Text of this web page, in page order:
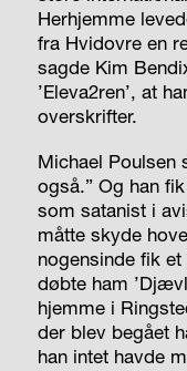
Herhjemme
fra Hvidovre en
sagde Kim
’Eleva2ren’, at
overskrifter.
Michael Poulsen
også.” Og han
som satanist i
måtte skyde
nogensinde fik
døbte ham
hjemme i
der blev begået
han intet havde